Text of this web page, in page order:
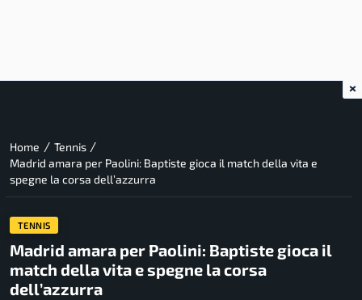
Home / Tennis /
Madrid amara per Paolini: Baptiste gioca il match della vita e
spegne la corsa dell’azzurra
TENNIS
Madrid amara per Paolini: Baptiste gioca il
match della vita e spegne la corsa
dell’azzurra
×